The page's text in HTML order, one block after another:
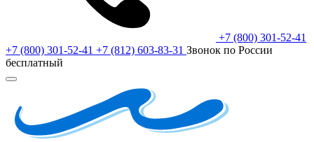
+7 (800) 301-52-41
+7 (800) 301-52-41 +7 (812) 603-83-31 Звонок по России
бесплатный